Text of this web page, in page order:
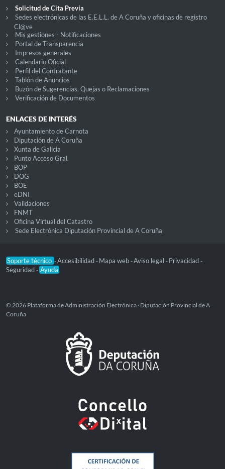
Solicitud de Cita Previa
Sedes electrónicas de las E.E.L.L. de A Coruña y oficinas de registro
Cl@ve
Mis gestiones - Notificaciones
Portal de Transparencia
Impresos generales
Calendario Oficial
Perfil del Contratante
Tablón de Anuncios
Buzón de Sugerencias, Quejas o Reclamaciones
Verificación de Documentos
ENLACES DE INTERÉS
Ayuntamiento de Carnota
Diputación de A Coruña
Xunta de Galicia
Punto Acceso Gral.
BOP
DOG
BOE
eDNI
Validaciones
FNMT
Oficina Virtual del Catastro
Sede Electrónica Diputación Provincial de A Coruña
Soporte técnico -Accesibilidad - Mapa web -Aviso legal - Privacidad -
Seguridad - Ayuda
© 2026 Plataforma de Administración Electrónica · Diputación Provincial de A
Coruña